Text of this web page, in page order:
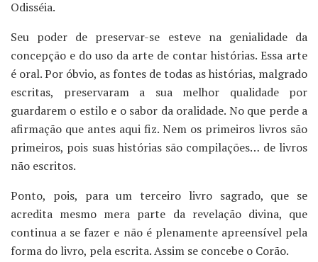
Odisséia.
Seu poder de preservar-se esteve na genialidade da
concepção e do uso da arte de contar histórias. Essa arte
é oral. Por óbvio, as fontes de todas as histórias, malgrado
escritas, preservaram a sua melhor qualidade por
guardarem o estilo e o sabor da oralidade. No que perde a
afirmação que antes aqui fiz. Nem os primeiros livros são
primeiros, pois suas histórias são compilações… de livros
não escritos.
Ponto, pois, para um terceiro livro sagrado, que se
acredita mesmo mera parte da revelação divina, que
continua a se fazer e não é plenamente apreensível pela
forma do livro, pela escrita. Assim se concebe o Corão.